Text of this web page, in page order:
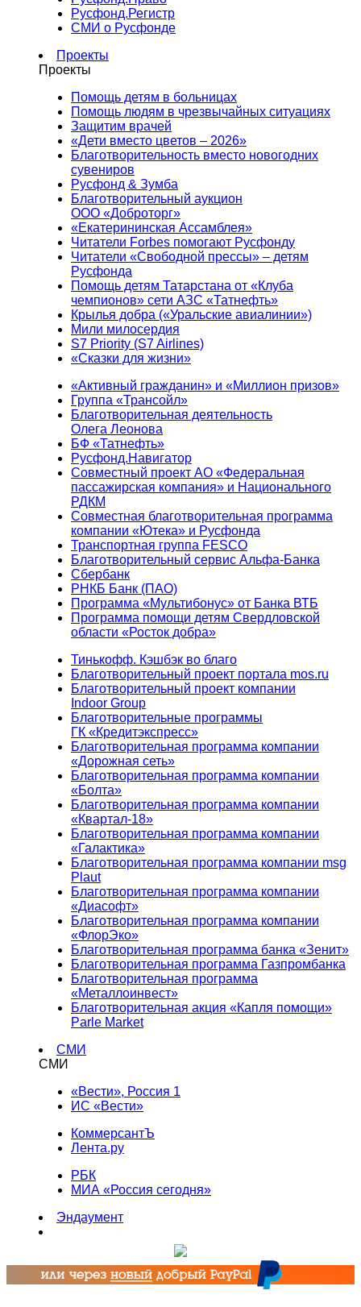
Русфонд.Регистр
СМИ о Русфонде
Проекты
Проекты
Помощь детям в больницах
Помощь людям в чрезвычайных ситуациях
Защитим врачей
«Дети вместо цветов – 2026»
Благотворительность вместо новогодних
сувениров
Русфонд & Зумба
Благотворительный аукцион
ООО «Доброторг»
«Екатерининская Ассамблея»
Читатели Forbes помогают Русфонду
Читатели «Свободной прессы» – детям
Русфонда
Помощь детям Татарстана от «Клуба
чемпионов» сети АЗС «Татнефть»
Крылья добра («Уральские авиалинии»)
Мили милосердия
S7 Priority (S7 Airlines)
«Сказки для жизни»
«Активный гражданин» и «Миллион призов»
Группа «Трансойл»
Благотворительная деятельность
Олега Леонова
БФ «Татнефть»
Русфонд.Навигатор
Совместный проект АО «Федеральная
пассажирская компания» и Национального
РДКМ
Совместная благотворительная программа
компании «Ютека» и Русфонда
Транспортная группа FESCO
Благотворительный сервис Альфа-Банка
Сбербанк
РНКБ Банк (ПАО)
Программа «Мультибонус» от Банка ВТБ
Программа помощи детям Свердловской
области «Росток добра»
Тинькофф. Кэшбэк во благо
Благотворительный проект портала mos.ru
Благотворительный проект компании
Indoor Group
Благотворительные программы
ГК «Кредитэкспресс»
Благотворительная программа компании
«Дорожная сеть»
Благотворительная программа компании
«Болта»
Благотворительная программа компании
«Квартал-18»
Благотворительная программа компании
«Галактика»
Благотворительная программа компании msg
Plaut
Благотворительная программа компании
«Диасофт»
Благотворительная программа компании
«ФлорЭко»
Благотворительная программа банка «Зенит»
Благотворительная программа Газпромбанка
Благотворительная программа
«Металлоинвест»
Благотворительная акция «Капля помощи»
Parle Market
СМИ
СМИ
«Вести», Россия 1
ИС «Вести»
КоммерсантЪ
Лента.ру
РБК
МИА «Россия сегодня»
Эндаумент